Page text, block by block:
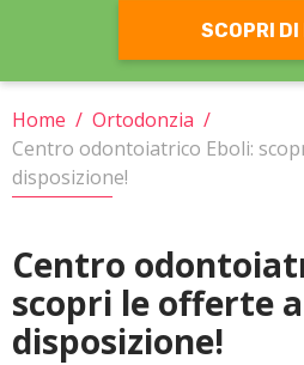
Operatori
Ortodonzia
Protesi
SCOPRI DI
Home / Ortodonzia /
Centro odontoiatrico Eboli:
disposizione!
Centro
scopri le offerte
disposizione!